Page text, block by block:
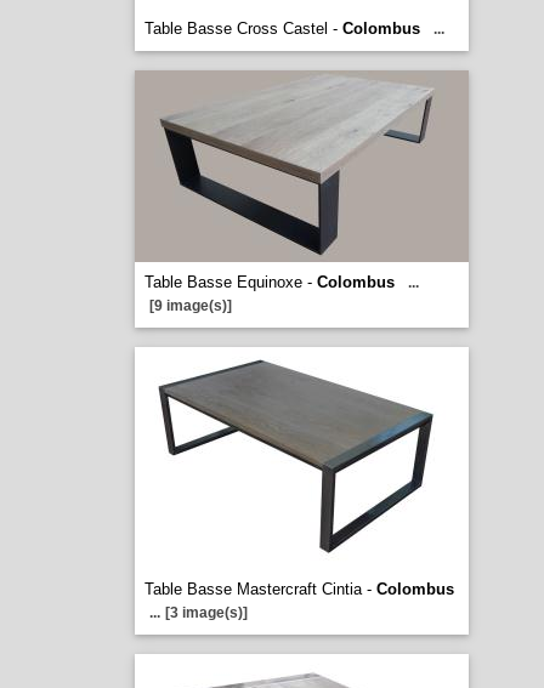
Table Basse Cross Castel - Colombus ...
Table Basse Equinoxe - Colombus
...
[9 image(s)]
Table Basse Mastercraft Cintia - Colombus
... [3 image(s)]